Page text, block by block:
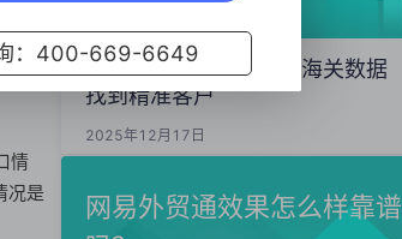
的操
数据
来的
情
况是
外贸新手必看！如何用海关数据
找到精准客户
2025年12月17日
网易外贸通效果怎么样靠谱
：400-669-6649